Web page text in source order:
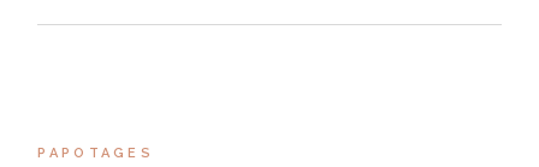
PAPOTAGES